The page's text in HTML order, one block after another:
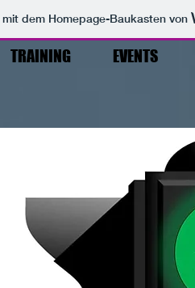
dem Homepage-Baukasten von
TRAINING EVENTS